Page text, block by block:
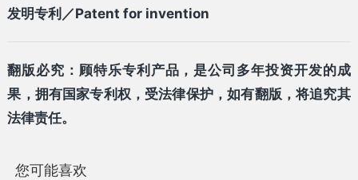
发明专利／Patent for invention
翻版必究：顾特乐专利产品，是公司多年投资开发的成
果，拥有国家专利权，受法律保护，如有翻版，将追究其
法律责任。
您可能喜欢